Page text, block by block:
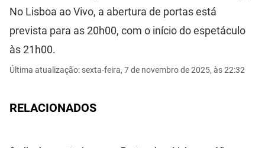
No Lisboa ao Vivo, a abertura de portas está
prevista para as 20h00, com o início do espetáculo
às 21h00.
Última atualização: sexta-feira, 7 de novembro de 2025, às 22:32
RELACIONADOS